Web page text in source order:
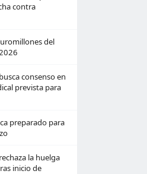
contra
del
consenso en
prevista para
preparado para
la huelga
inicio de